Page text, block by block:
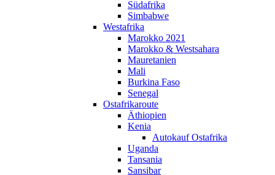
Südafrika
Simbabwe
Westafrika
Marokko 2021
Marokko & Westsahara
Mauretanien
Mali
Burkina Faso
Senegal
Ostafrikaroute
Äthiopien
Kenia
Autokauf Ostafrika
Uganda
Tansania
Sansibar